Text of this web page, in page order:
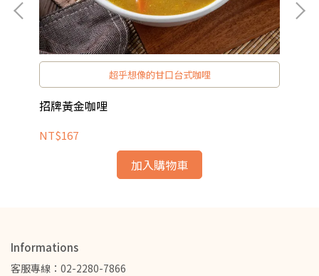
超乎想像的甘口台式咖哩
招牌黃金咖哩
NT$167
加入購物車
Informations
客服專線：02-2280-7866